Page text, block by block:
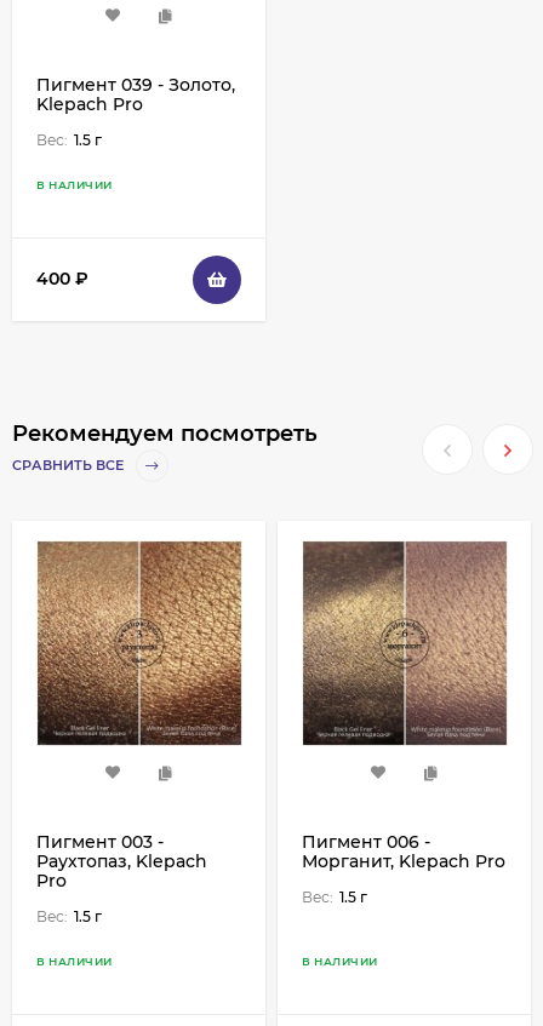
Пигмент 039 - Золото,
Klepach Pro
Вес: 1.5 г
В НАЛИЧИИ
400 ₽
Рекомендуем посмотреть
СРАВНИТЬ ВСЕ
Пигмент 003 -
Раухтопаз, Klepach
Pro
Вес: 1.5 г
В НАЛИЧИИ
Пигмент 006 -
Морганит, Klepach Pro
Вес: 1.5 г
В НАЛИЧИИ